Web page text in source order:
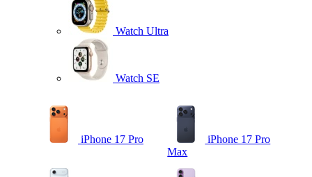
Watch Ultra
Watch SE
iPhone 17 Pro
iPhone 17 Pro
Max